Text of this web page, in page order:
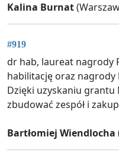
Kalina Burnat
#919
dr hab, laureat nagrody
habilitację oraz nagrody
Dzięki uzyskaniu grantu
zbudować zespół i
Bartłomiej Wiendlocha